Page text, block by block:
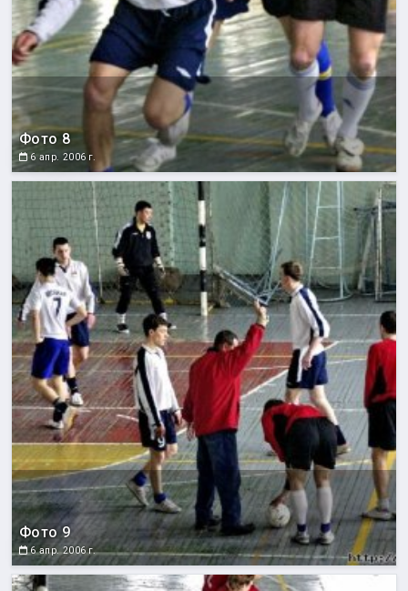
Фото 8
6 апр. 2006 г.
Фото 9
6 апр. 2006 г.